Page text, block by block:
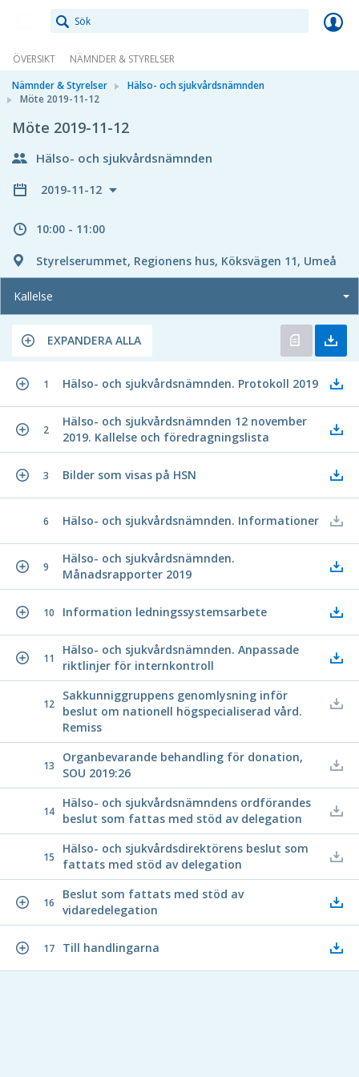
ÖVERSIKT
NÄMNDER & STYRELSER
Nämnder & Styrelser
Hälso- och sjukvårdsnämnden
Möte 2019-11-12
Möte 2019-11-12
Hälso- och sjukvårdsnämnden
2019-11-12
10:00 - 11:00
Styrelserummet, Regionens hus, Köksvägen 11, Umeå
Kallelse
EXPANDERA ALLA
1 Hälso- och sjukvårdsnämnden. Protokoll 2019
2
Hälso- och sjukvårdsnämnden 12 november
2019. Kallelse och föredragningslista
3 Bilder som visas på HSN
6 Hälso- och sjukvårdsnämnden. Informationer
9
Hälso- och sjukvårdsnämnden.
Månadsrapporter 2019
10 Information ledningssystemsarbete
11
Hälso- och sjukvårdsnämnden. Anpassade
riktlinjer för internkontroll
12
Sakkunniggruppens genomlysning inför
beslut om nationell högspecialiserad vård.
Remiss
13
Organbevarande behandling för donation,
SOU 2019:26
14
Hälso- och sjukvårdsnämndens ordförandes
beslut som fattas med stöd av delegation
15
Hälso- och sjukvårdsdirektörens beslut som
fattats med stöd av delegation
16
Beslut som fattats med stöd av
vidaredelegation
17 Till handlingarna